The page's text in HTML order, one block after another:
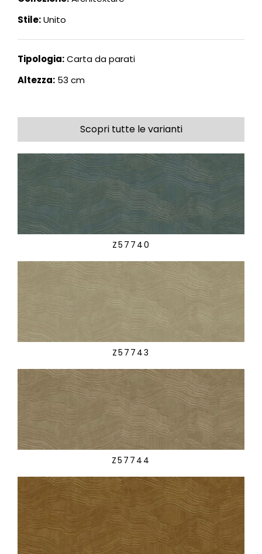
Stile:Unito
Tipologia:Carta da parati
Altezza: 53 cm
Scopri tutte le varianti
Z57740
Z57743
Z57744